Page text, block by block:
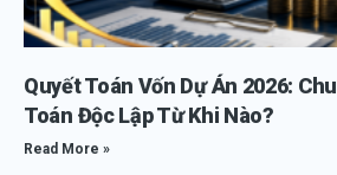
Quyết Toán Vốn Dự Án 2026:
Toán Độc Lập Từ Khi Nào?
Read More »